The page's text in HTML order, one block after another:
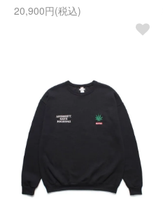
20,900円(税込)